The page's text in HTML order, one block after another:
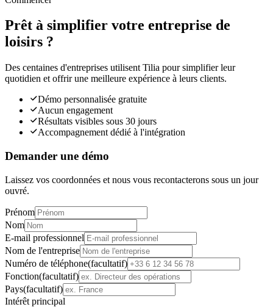
Prêt à simplifier votre entreprise de
loisirs ?
Des centaines d'entreprises utilisent Tilia pour simplifier leur
quotidien et offrir une meilleure expérience à leurs clients.
Démo personnalisée gratuite
Aucun engagement
Résultats visibles sous 30 jours
Accompagnement dédié à l'intégration
Demander une démo
Laissez vos coordonnées et nous vous recontacterons sous un jour
ouvré.
Prénom
Nom
E-mail professionnel
Nom de l'entreprise
Numéro de téléphone(facultatif)
Fonction(facultatif)
Pays(facultatif)
Intérêt principal